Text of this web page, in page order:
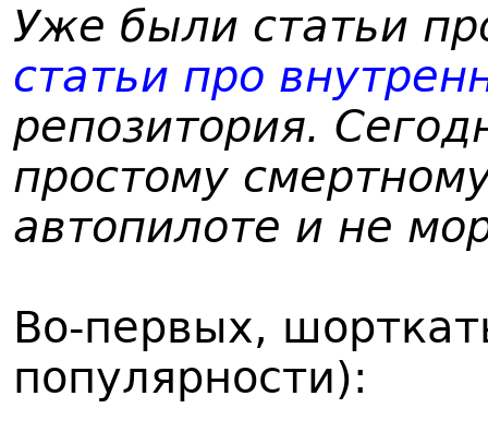
Уже были статьи
статьи про
репозитория.
простому
автопилоте и не
Во-первых,
популярности):